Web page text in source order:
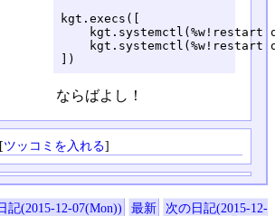
kgt.execs([
kgt.systemctl(%w!restart
kgt.systemctl(%w!restart
])
ならばよし！
[ツッコミを入れる]
記(2015-12-07(Mon)) 最新
次の日記(2015-12-